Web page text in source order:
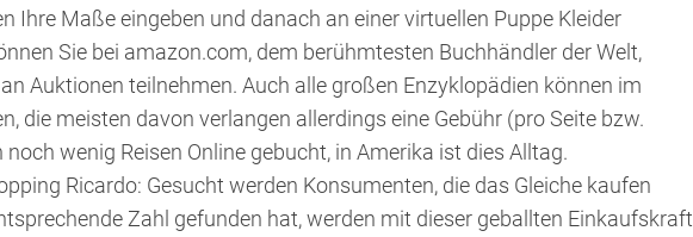
Ihre Maße eingeben und danach an einer virtuellen Puppe Kleider
Sie bei amazon.com, dem berühmtesten Buchhändler der Welt,
Auktionen teilnehmen. Auch alle großen Enzyklopädien können im
die meisten davon verlangen allerdings eine Gebühr (pro Seite bzw.
wenig Reisen Online gebucht, in Amerika ist dies Alltag.
Ricardo: Gesucht werden Konsumenten, die das Gleiche kaufen
Zahl gefunden hat, werden mit dieser geballten Einkaufskraft